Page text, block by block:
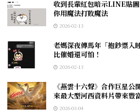
收到長輩紅包暗示LINE貼
你用魔法打敗魔法
2026-02-13
老媽深夜傳馬年「抱鈔票
比催婚還可怕！
2026-02-13
《燕雲十六聲》合作巨星
來最大型河西資料片帶來豐
2026-03-04